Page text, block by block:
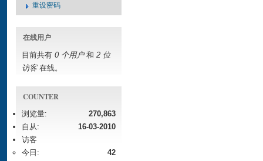
重设密码
在线用户
目前共有 0 个用户和 2 位
访客在线。
COUNTER
浏览量:
270,863
自从:
16-03-2010
访客
今日:
42